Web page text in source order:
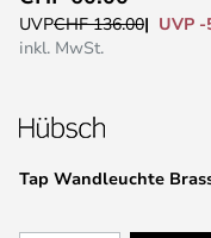
der
Tap Wandleuchte
UVPCHF 136.00
UVP -
inkl. MwSt.